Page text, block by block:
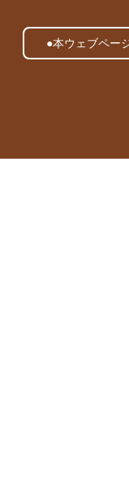
●本ウェブペー